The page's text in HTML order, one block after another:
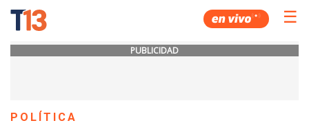
☰
PUBLICIDAD
POLÍTICA